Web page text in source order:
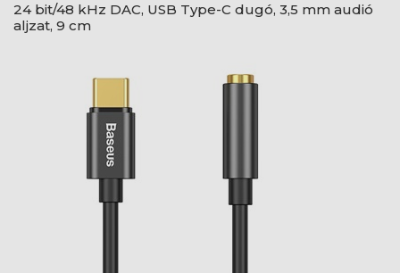
24 bit/48 kHz DAC, USB Type-C dugó, 3,5 mm audió
aljzat, 9 cm